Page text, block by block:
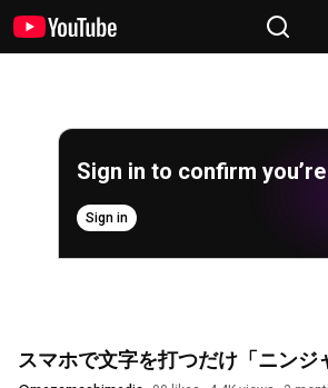
Sign in to confirm
Sign in
スマホで文字を打つだけ「ニン